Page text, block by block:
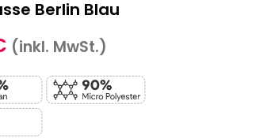
Berlin Blau
(inkl. MwSt.)